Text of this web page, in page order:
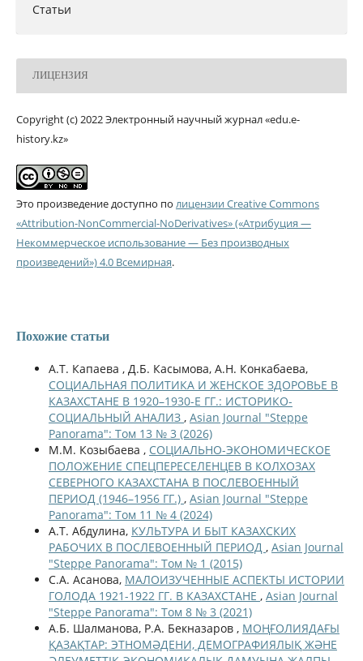
Статьи
ЛИЦЕНЗИЯ
Copyright (c) 2022 Электронный научный журнал «edu.e-
history.kz»
Это произведение доступно по лицензии Creative Commons
«Attribution-NonCommercial-NoDerivatives» («Атрибуция —
Некоммерческое использование — Без производных
произведений») 4.0 Всемирная.
Похожие статьи
А.Т. Капаева , Д.Б. Касымова, А.Н. Конкабаева,
СОЦИАЛЬНАЯ ПОЛИТИКА И ЖЕНСКОЕ ЗДОРОВЬЕ В
КАЗАХСТАНЕ В 1920–1930-Е ГГ.: ИСТОРИКО-
СОЦИАЛЬНЫЙ АНАЛИЗ , Asian Journal "Steppe
Panorama": Том 13 № 3 (2026)
М.М. Козыбаева , СОЦИАЛЬНО-ЭКОНОМИЧЕСКОЕ
ПОЛОЖЕНИЕ СПЕЦПЕРЕСЕЛЕНЦЕВ В КОЛХОЗАХ
СЕВЕРНОГО КАЗАХСТАНА В ПОСЛЕВОЕННЫЙ
ПЕРИОД (1946–1956 ГГ.) , Asian Journal "Steppe
Panorama": Том 11 № 4 (2024)
А.Т. Абдулина, КУЛЬТУРА И БЫТ КАЗАХСКИХ
РАБОЧИХ В ПОСЛЕВОЕННЫЙ ПЕРИОД , Asian Journal
"Steppe Panorama": Том № 1 (2015)
С.А. Асанова, МАЛОИЗУЧЕННЫЕ АСПЕКТЫ ИСТОРИИ
ГОЛОДА 1921-1922 ГГ. В КАЗАХСТАНЕ , Asian Journal
"Steppe Panorama": Том 8 № 3 (2021)
А.Б. Шалманова, Р.А. Бекназаров , МОҢҒОЛИЯДАҒЫ
ҚАЗАҚТАР: ЭТНОМӘДЕНИ, ДЕМОГРАФИЯЛЫҚ ЖӘНЕ